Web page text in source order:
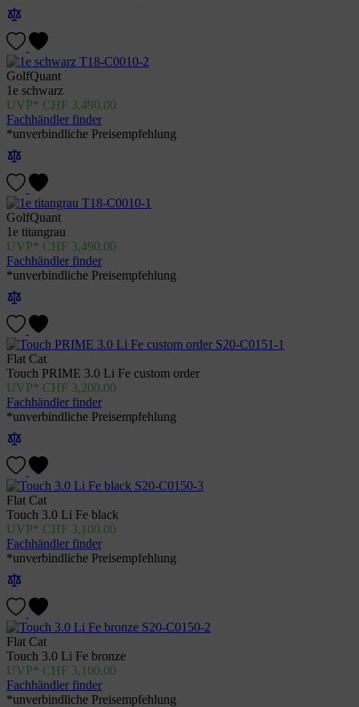
GolfQuant
1e schwarz
CHF 3,490.00
Fachhändler finder
*unverbindliche Preisempfehlung
GolfQuant
1e titangrau
CHF 3,490.00
Fachhändler finder
*unverbindliche Preisempfehlung
Flat Cat
Touch PRIME 3.0 Li Fe custom order
CHF 3,200.00
Fachhändler finder
*unverbindliche Preisempfehlung
Flat Cat
Touch 3.0 Li Fe black
CHF 3,100.00
Fachhändler finder
*unverbindliche Preisempfehlung
Flat Cat
Touch 3.0 Li Fe bronze
CHF 3,100.00
Fachhändler finder
*unverbindliche Preisempfehlung